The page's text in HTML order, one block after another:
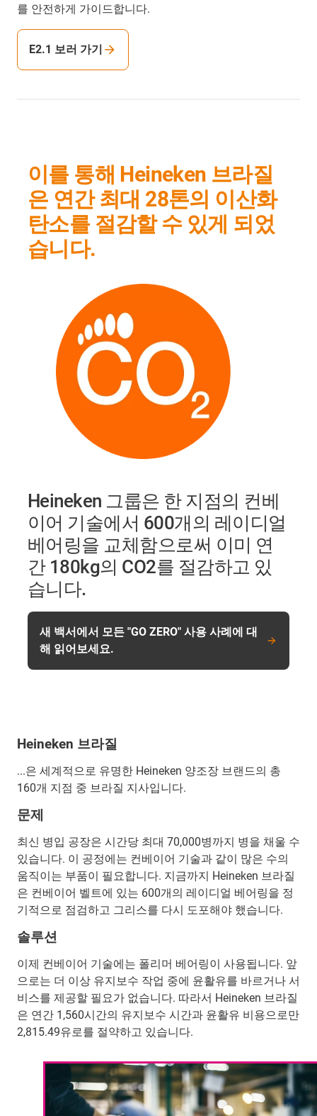
를 안전하게 가이드합니다.
E2.1 보러 가기
이를 통해 Heineken 브라질
은 연간 최대 28톤의 이산화
탄소를 절감할 수 있게 되었
습니다.
Heineken 그룹은 한 지점의 컨베
이어 기술에서 600개의 레이디얼
베어링을 교체함으로써 이미 연
간 180kg의 CO2를 절감하고 있
습니다.
새 백서에서 모든 "GO ZERO" 사용 사례에 대
해 읽어보세요.
Heineken 브라질
...은 세계적으로 유명한 Heineken 양조장 브랜드의 총
160개 지점 중 브라질 지사입니다.
문제
최신 병입 공장은 시간당 최대 70,000병까지 병을 채울 수
있습니다. 이 공정에는 컨베이어 기술과 같이 많은 수의
움직이는 부품이 필요합니다. 지금까지 Heineken 브라질
은 컨베이어 벨트에 있는 600개의 레이디얼 베어링을 정
기적으로 점검하고 그리스를 다시 도포해야 했습니다.
솔루션
이제 컨베이어 기술에는 폴리머 베어링이 사용됩니다. 앞
으로는 더 이상 유지보수 작업 중에 윤활유를 바르거나 서
비스를 제공할 필요가 없습니다. 따라서 Heineken 브라질
은 연간 1,560시간의 유지보수 시간과 윤활유 비용으로만
2,815.49유로를 절약하고 있습니다.